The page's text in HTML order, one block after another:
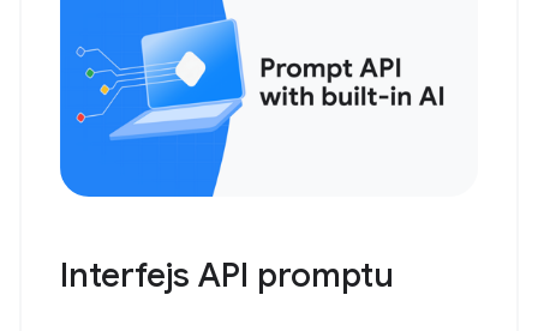
Interfejs API promptu